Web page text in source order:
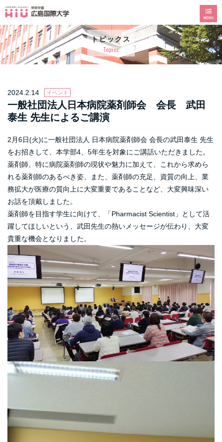
トピックス
Topics
2024.2.14 イベント
一般社団法人日本病院薬剤師会 会長 武田
泰生 先生によるご講演
2月6日(火)に一般社団法人 日本病院薬剤師会 会長の武田泰生 先生
をお招きして、本学部4、5年生を対象にご講話いただきました。
薬剤師、特に病院薬剤師の現状や魅力に加えて、これから求めら
れる薬剤師のあるべき姿、また、薬剤師の充足、資質の向上、業
務拡大が医療の質向上に大変重要であることなど、大変興味深い
お話を頂戴しました。
薬剤師を目指す学生に向けて、「Pharmacist Scientist」として活
躍してほしいという、武田先生の熱いメッセージが伝わり、大変
貴重な機会となりました。